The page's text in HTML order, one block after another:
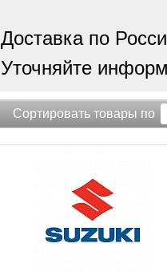
Доставка по
Уточняйте
Сортировать товары по